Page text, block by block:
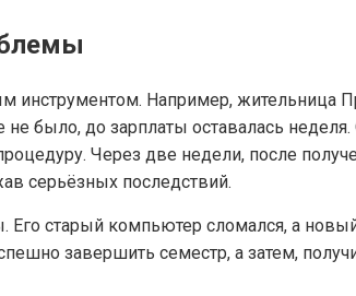
инструментом. Например, жительница
не было, до зарплаты оставалась
Через две недели, после
серьёзных последствий.
Его старый компьютер сломался, а
завершить семестр, а затем,